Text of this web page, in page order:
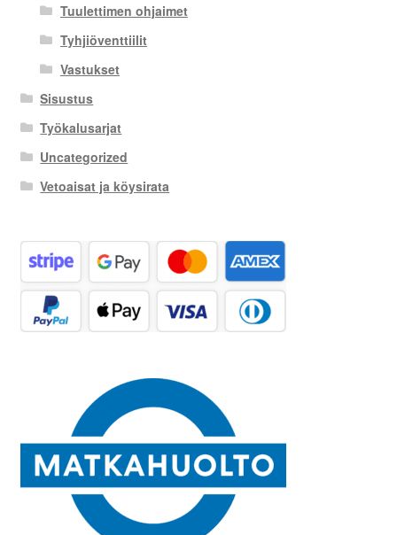
Tuulettimen ohjaimet
Tyhjiöventtiilit
Vastukset
Sisustus
Työkalusarjat
Uncategorized
Vetoaisat ja köysirata